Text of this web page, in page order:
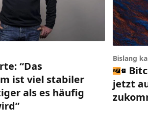
“Das
ist viel stabiler
als es häufig
Bislang
jetzt